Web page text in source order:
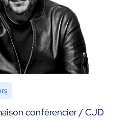
conférencier / CJD